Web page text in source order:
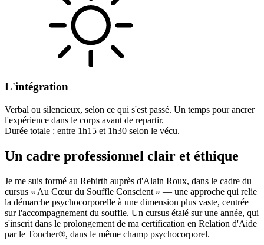
L'intégration
Verbal ou silencieux, selon ce qui s'est passé. Un temps pour ancrer
l'expérience dans le corps avant de repartir.
Durée totale : entre 1h15 et 1h30 selon le vécu.
Un cadre professionnel clair et éthique
Je me suis formé au Rebirth auprès d'Alain Roux, dans le cadre du
cursus « Au Cœur du Souffle Conscient » — une approche qui relie
la démarche psychocorporelle à une dimension plus vaste, centrée
sur l'accompagnement du souffle. Un cursus étalé sur une année, qui
s'inscrit dans le prolongement de ma certification en Relation d'Aide
par le Toucher®, dans le même champ psychocorporel.